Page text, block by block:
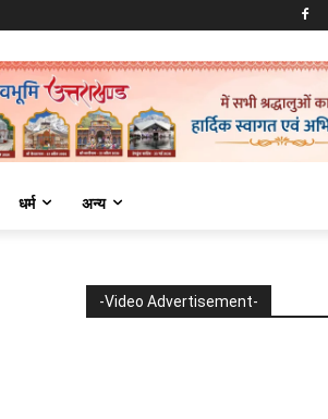
धर्म अन्य
-Video Advertisement-